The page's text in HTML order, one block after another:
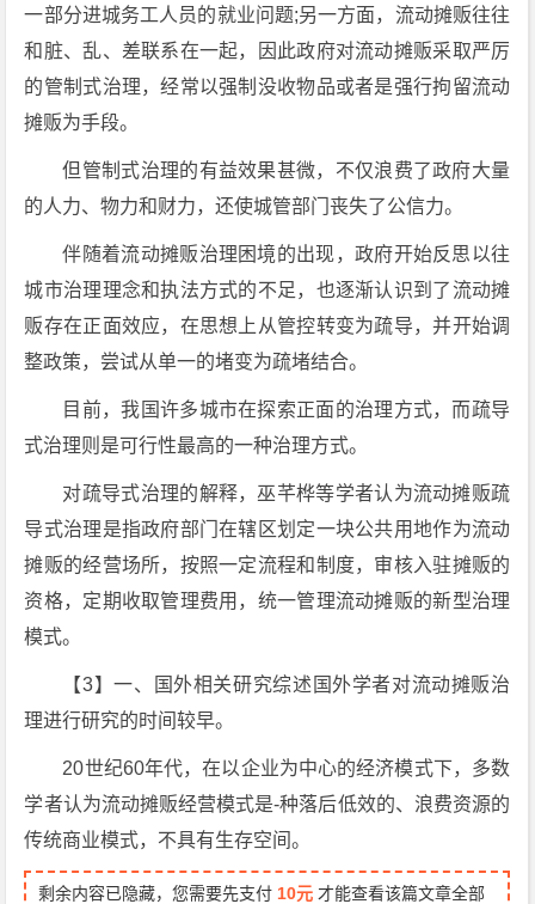
一部分进城务工人员的就业问题;另一方面，流动摊贩往往
和脏、乱、差联系在一起，因此政府对流动摊贩采取严厉
的管制式治理，经常以强制没收物品或者是强行拘留流动
摊贩为手段。
但管制式治理的有益效果甚微，不仅浪费了政府大量
的人力、物力和财力，还使城管部门丧失了公信力。
伴随着流动摊贩治理困境的出现，政府开始反思以往
城市治理理念和执法方式的不足，也逐渐认识到了流动摊
贩存在正面效应，在思想上从管控转变为疏导，并开始调
整政策，尝试从单一的堵变为疏堵结合。
目前，我国许多城市在探索正面的治理方式，而疏导
式治理则是可行性最高的一种治理方式。
对疏导式治理的解释，巫芊桦等学者认为流动摊贩疏
导式治理是指政府部门在辖区划定一块公共用地作为流动
摊贩的经营场所，按照一定流程和制度，审核入驻摊贩的
资格，定期收取管理费用，统一管理流动摊贩的新型治理
模式。
【3】一、国外相关研究综述国外学者对流动摊贩治
理进行研究的时间较早。
20世纪60年代，在以企业为中心的经济模式下，多数
学者认为流动摊贩经营模式是-种落后低效的、浪费资源的
传统商业模式，不具有生存空间。
剩余内容已隐藏，您需要先支付 10元 才能查看该篇文章全部